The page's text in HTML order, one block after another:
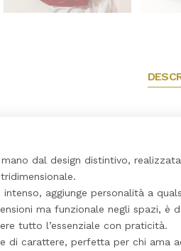
dal design distintivo,
aggiunge personalità a
ma funzionale negli spazi, è
tutto l’essenziale con praticità.
di carattere, perfetta per chi ama